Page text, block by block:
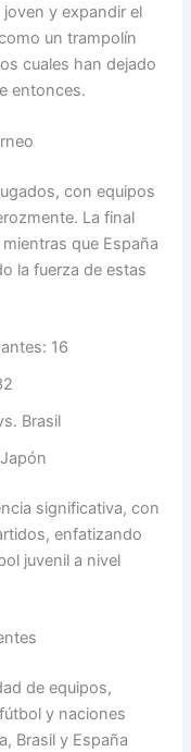
y expandir el
un trampolín
cuales han dejado
entonces.
con equipos
La final
que España
la fuerza de estas
16
Brasil
significativa, con
enfatizando
juvenil a nivel
de equipos,
y naciones
Brasil y España